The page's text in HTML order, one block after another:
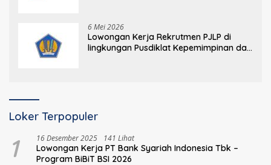
6 Mei 2026
Lowongan Kerja Rekrutmen PJLP di
lingkungan Pusdiklat Kepemimpinan dan
Loker Terpopuler
1 16 Desember 2025 141 Lihat
Lowongan Kerja PT Bank Syariah Indonesia Tbk –
Program BiBiT BSI 2026